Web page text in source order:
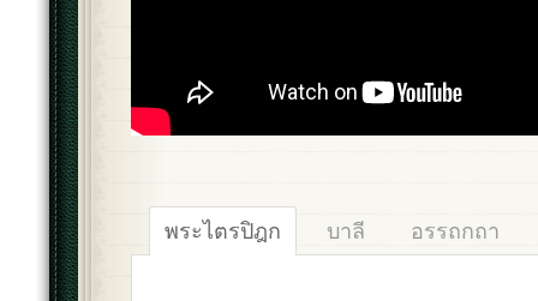
พระไตรปิฎก บาลี อรรถกถา